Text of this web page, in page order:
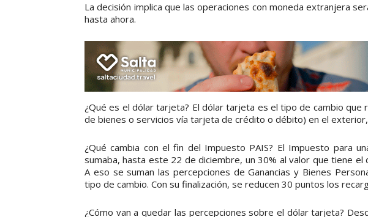
La decisión implica que las operaciones con moneda extranjera
hasta ahora.
¿Qué es el dólar tarjeta? El dólar tarjeta es el tipo de cambio que
de bienes o servicios vía tarjeta de crédito o débito) en el
¿Qué cambia con el fin del Impuesto PAIS? El Impuesto para
sumaba, hasta este 22 de diciembre, un 30% al valor que tiene
A eso se suman las percepciones de Ganancias y Bienes
tipo de cambio. Con su finalización, se reducen 30 puntos los
¿Cómo van a quedar las percepciones sobre el dólar tarjeta?